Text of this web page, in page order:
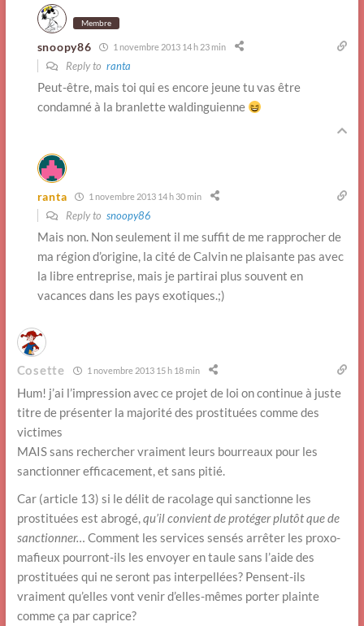
Membre
snoopy86 1 novembre 2013 14 h 23 min
Reply to ranta
Peut-être, mais toi qui es encore jeune tu vas être
condamné à la branlette waldinguienne
ranta 1 novembre 2013 14 h 30 min
Reply to snoopy86
Mais non. Non seulement il me suffit de me rapprocher de
ma région d’origine, la cité de Calvin ne plaisante pas avec
la libre entreprise, mais je partirai plus souvent en
vacances dans les pays exotiques.;)
Cosette 1 novembre 2013 15 h 18 min
Hum! j’ai l’impression avec ce projet de loi on continue à juste
titre de présenter la majorité des prostituées comme des
victimes
MAIS sans rechercher vraiment leurs bourreaux pour les
sanctionner efficacement, et sans pitié.
Car (article 13) si le délit de racolage qui sanctionne les
prostituées est abrogé,qu’il convient de protéger plutôt que de
sanctionner… Comment les services sensés arrêter les proxo-
mafieux pourront-ils les envoyer en taule sans l’aide des
prostituées qui ne seront pas interpellées? Pensent-ils
vraiment qu’elles vont venir d’elles-mêmes porter plainte
comme ça par caprice?